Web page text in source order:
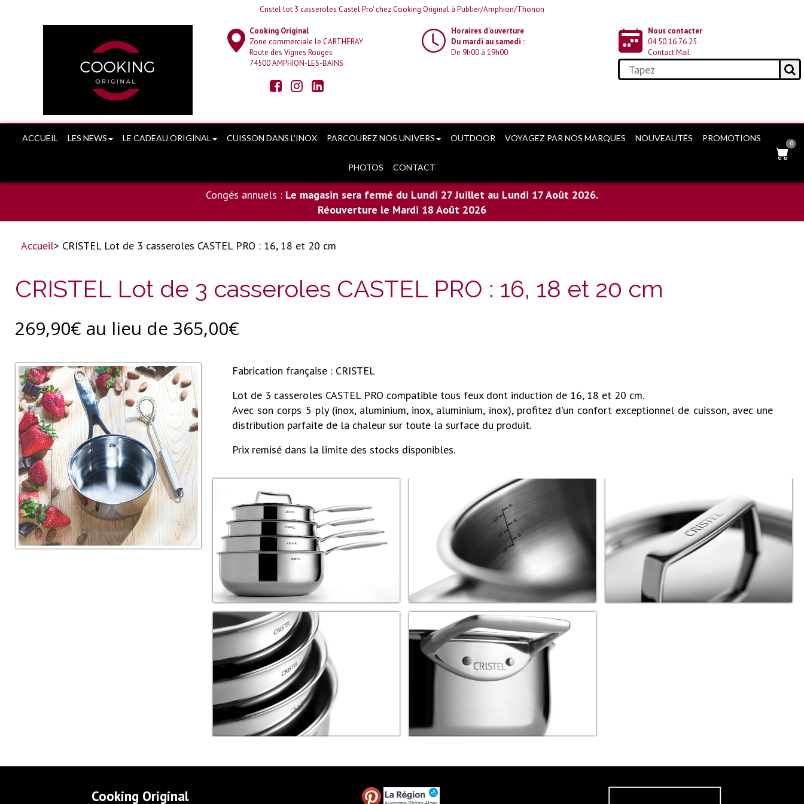
Cristel lot 3 casseroles Castel Pro' chez Cooking Original à Publier/Amphion/Thonon
Cooking Original
Zone commerciale le CARTHERAY
Route des Vignes Rouges
74500 AMPHION-LES-BAINS
Horaires d'ouverture
Du mardi au samedi :
De 9h00 à 19h00.
Nous contacter
04 50 16 76 25
Contact Mail
ACCUEIL LES NEWS LE CADEAU ORIGINAL CUISSON DANS L'INOX PARCOUREZ NOS UNIVERS OUTDOOR VOYAGEZ PAR NOS MARQUES NOUVEAUTÉS PROMOTIONS
PHOTOS CONTACT
0
Congés annuels : Le magasin sera fermé du Lundi 27 Juillet au Lundi 17 Août 2026.
Réouverture le Mardi 18 Août 2026
Accueil> CRISTEL Lot de 3 casseroles CASTEL PRO : 16, 18 et 20 cm
CRISTEL Lot de 3 casseroles CASTEL PRO : 16, 18 et 20 cm
269,90€ au lieu de 365,00€
Fabrication française : CRISTEL
Lot de 3 casseroles CASTEL PRO compatible tous feux dont induction de 16, 18 et 20 cm.
Avec son corps 5 ply (inox, aluminium, inox, aluminium, inox), profitez d'un confort exceptionnel de cuisson, avec une
distribution parfaite de la chaleur sur toute la surface du produit.
Prix remisé dans la limite des stocks disponibles.
Cooking Original